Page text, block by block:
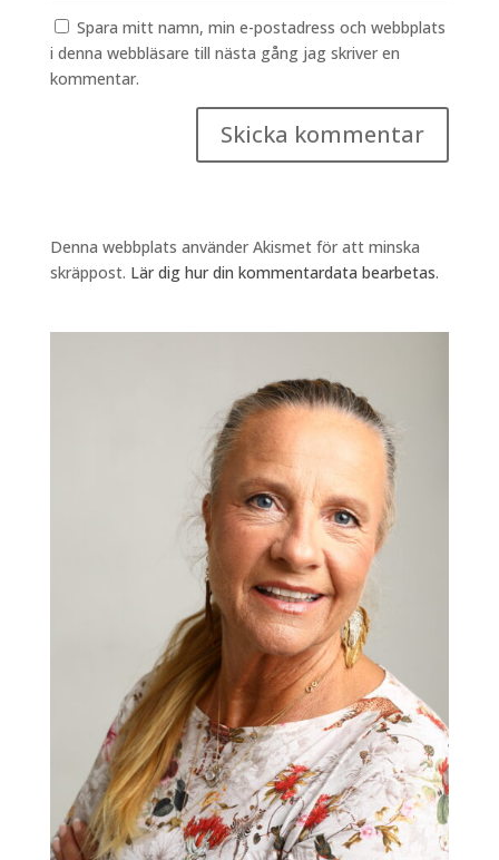
Spara mitt namn, min e-postadress och webbplats
i denna webbläsare till nästa gång jag skriver en
kommentar.
Denna webbplats använder Akismet för att minska
skräppost. Lär dig hur din kommentardata bearbetas.